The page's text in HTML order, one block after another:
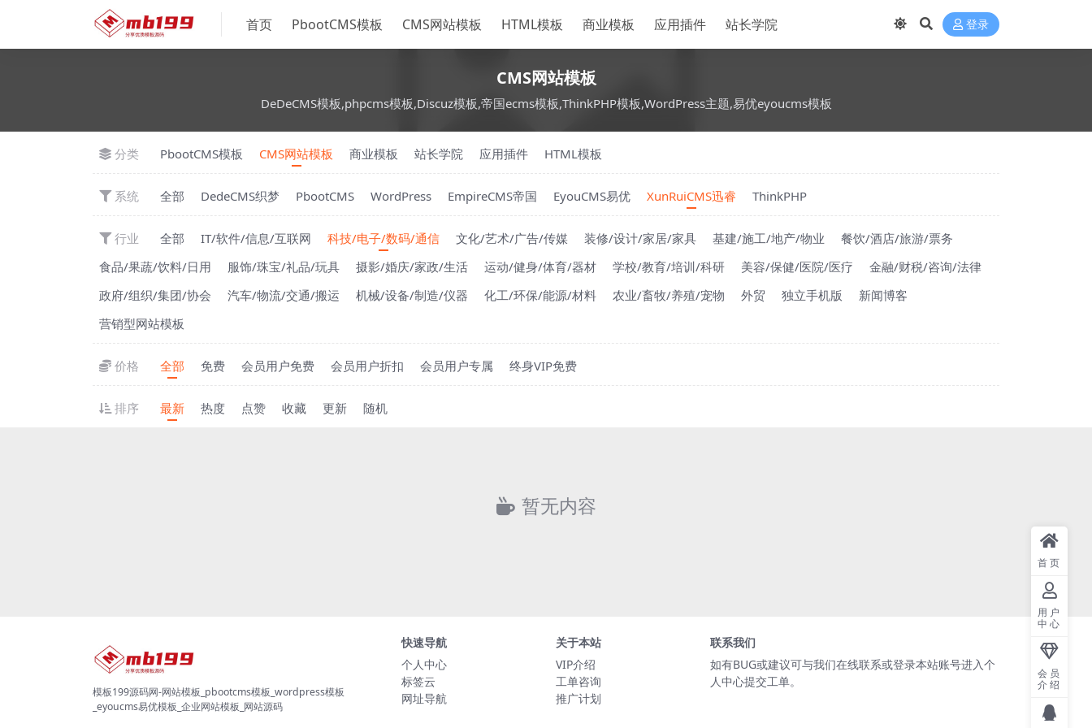
首页 PbootCMS模板 CMS网站模板 HTML模板 商业模板 应用插件 站长学院 登录
CMS网站模板
DeDeCMS模板,phpcms模板,Discuz模板,帝国ecms模板,ThinkPHP模板,WordPress主题,易优eyoucms模板
分类 PbootCMS模板 CMS网站模板 商业模板 站长学院 应用插件 HTML模板
系统 全部 DedeCMS织梦 PbootCMS WordPress EmpireCMS帝国 EyouCMS易优 XunRuiCMS迅睿 ThinkPHP
行业 全部 IT/软件/信息/互联网 科技/电子/数码/通信 文化/艺术/广告/传媒 装修/设计/家居/家具 基建/施工/地产/物业
餐饮/酒店/旅游/票务
食品/果蔬/饮料/日用
服饰/珠宝/礼品/玩具 摄影/婚庆/家政/生活 运动/健身/体育/器材 学校/教育/培训/科研 美容/保健/医院/医疗
金融/财税/咨询/法律
政府/组织/集团/协会
汽车/物流/交通/搬运 机械/设备/制造/仪器 化工/环保/能源/材料 农业/畜牧/养殖/宠物 外贸 独立手机版
新闻博客
营销型网站模板
价格 全部 免费 会员用户免费 会员用户折扣 会员用户专属 终身VIP免费
排序 最新 热度 点赞 收藏 更新 随机
暂无内容
模板199源码网-网站模板_pbootcms模板_wordpress模板
_eyoucms易优模板_企业网站模板_网站源码
快速导航
个人中心
标签云
网址导航
关于本站
VIP介绍
工单咨询
推广计划
联系我们
如有BUG或建议可与我们在线联系或登录本站账号进入个
人中心提交工单。
首页
用户
中心
会员
介绍